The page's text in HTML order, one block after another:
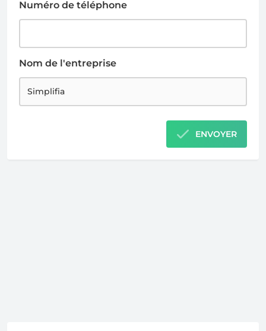
Numéro de téléphone
Nom de l'entreprise
ENVOYER